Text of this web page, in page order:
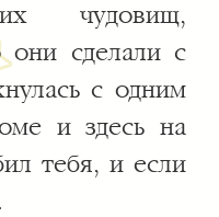
чудовищ,
они сделали с
с одним
и здесь на
тебя, и если